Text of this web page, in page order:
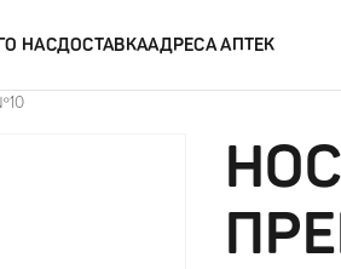
О НАСДОСТАВКААДРЕСА АПТЕК